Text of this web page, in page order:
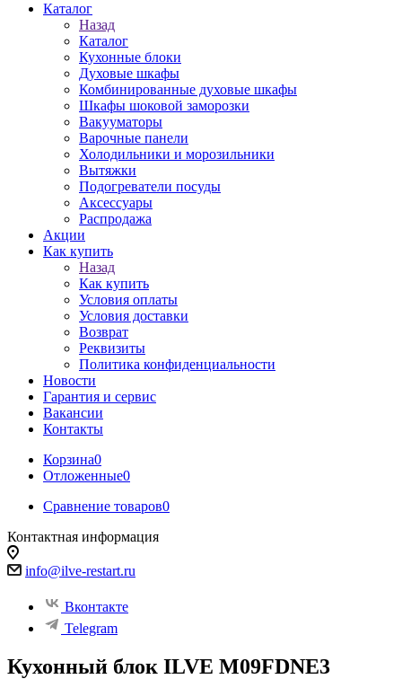
Каталог
Назад
Каталог
Кухонные блоки
Духовые шкафы
Комбинированные духовые шкафы
Шкафы шоковой заморозки
Вакууматоры
Варочные панели
Холодильники и морозильники
Вытяжки
Подогреватели посуды
Аксессуары
Распродажа
Акции
Как купить
Назад
Как купить
Условия оплаты
Условия доставки
Возврат
Реквизиты
Политика конфиденциальности
Новости
Гарантия и сервис
Вакансии
Контакты
Корзина0
Отложенные0
Сравнение товаров0
Контактная информация
info@ilve-restart.ru
Вконтакте
Telegram
Кухонный блок ILVE M09FDNE3